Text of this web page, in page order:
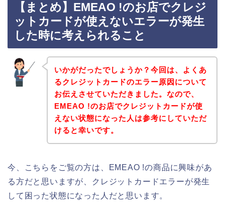
【まとめ】EMEAO !のお店でクレジ
ットカードが使えないエラーが発生
した時に考えられること
いかがだったでしょうか？今回は、よくあ
るクレジットカードのエラー原因について
お伝えさせていただきました。なので、
EMEAO !のお店でクレジットカードが使
えない状態になった人は参考にしていただ
けると幸いです。
今、こちらをご覧の方は、EMEAO !の商品に興味があ
る方だと思いますが、クレジットカードエラーが発生
して困った状態になった人だと思います。